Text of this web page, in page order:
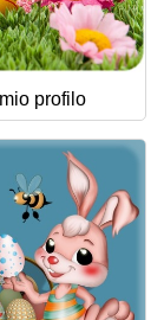
profilo